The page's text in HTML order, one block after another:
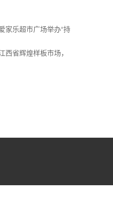
家乐超市广场举办“持
省辉煌样板市场，